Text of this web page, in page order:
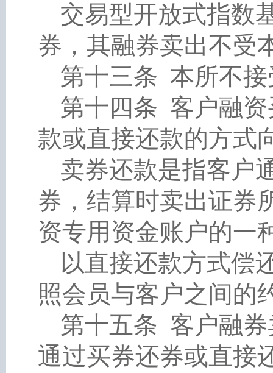
交易型开放式指数
券，其融券卖出不受
第十三条 本所不
第十四条 客户融
款或直接还款的方式
卖券还款是指客户
券，结算时卖出证券
资专用资金账户的一
以直接还款方式偿
照会员与客户之间的
第十五条 客户融
通过买券还券或直接